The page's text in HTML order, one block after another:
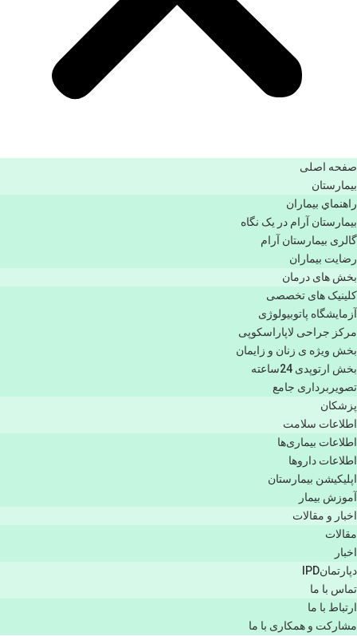
صفحه اصلی
بيمارستان
راهنماي بیماران
بیمارستان آرام در یک نگاه
گالری بیمارستان آرام
رضایت بیماران
بخش های درمان
کلینیک های تخصصی
آزمایشگاه پاتوبیولوژی
مرکز جراحی لاپاراسکوپی
بخش ویژه ی زنان و زایمان
بخش ارتوپدی 24ساعته
تصویربرداری جامع
پزشكان
اطلاعات سلامت
اطلاعات بیماری‌ها
اطلاعات دارو‌ها
اپليكيشن بيمارستان
آموزش بیمار
اخبار و مقالات
مقالات
اخبار
دپارتمانIPD
تماس با ما
ارتباط با ما
مشاركت و همكاری با ما